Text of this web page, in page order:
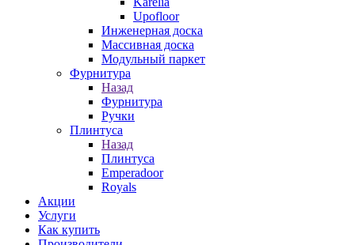
Upofloor
Инженерная доска
Массивная доска
Модульный паркет
Фурнитура
Назад
Фурнитура
Ручки
Плинтуса
Назад
Плинтуса
Emperadoor
Royals
Акции
Услуги
Как купить